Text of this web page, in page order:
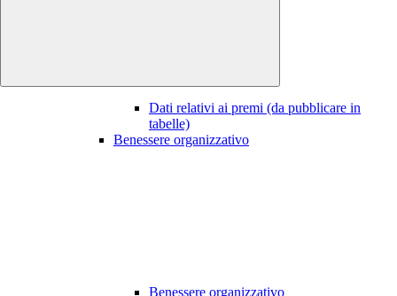
Dati relativi ai premi (da pubblicare in
tabelle)
Benessere organizzativo
Benessere organizzativo